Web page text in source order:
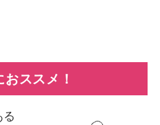
ススメ！